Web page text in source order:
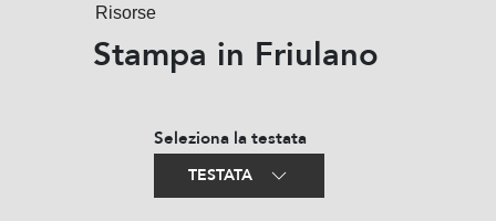
Risorse
Stampa in Friulano
Seleziona la testata
TESTATA